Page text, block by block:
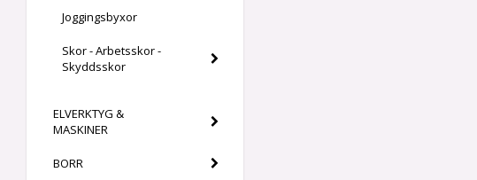
Joggingsbyxor
Skor - Arbetsskor -
Skyddsskor
ELVERKTYG &
MASKINER
BORR